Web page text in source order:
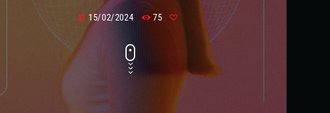
today 15/02/2024 75